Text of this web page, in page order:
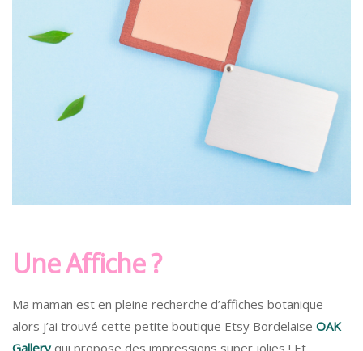
Une Affiche ?
Ma maman est en pleine recherche d’affiches botanique
alors j’ai trouvé cette petite boutique Etsy Bordelaise OAK
Galleryqui propose des impressions super jolies ! Et